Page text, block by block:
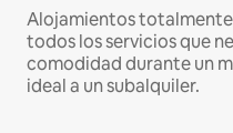
Alojamientos
todos los servicios que
comodidad durante un
ideal a un subalquiler.